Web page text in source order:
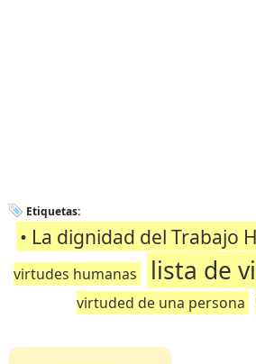
Etiquetas:
• La dignidad del Trabajo
virtudes humanas
lista de
virtuded de una persona